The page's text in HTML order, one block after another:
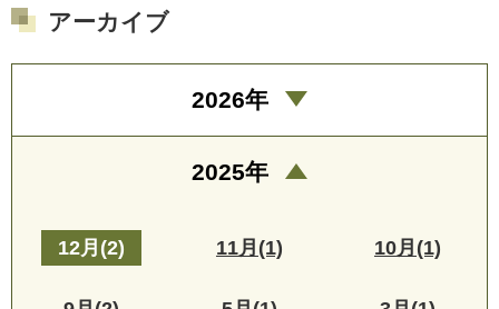
アーカイブ
2026年
2025年
12月(2) 11月(1) 10月(1)